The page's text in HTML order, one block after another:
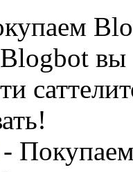
вы
-